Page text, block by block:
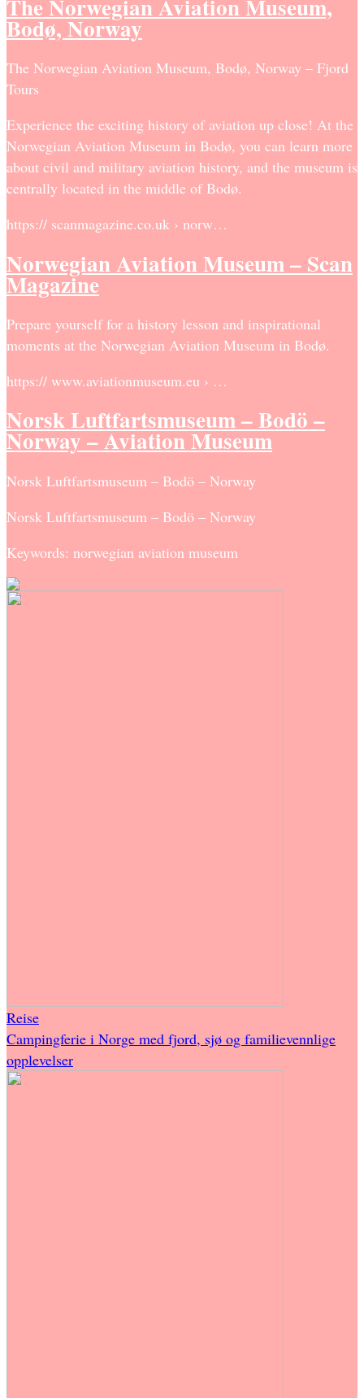
The Norwegian Aviation Museum,
Bodø, Norway
The Norwegian Aviation Museum, Bodø, Norway – Fjord
Tours
Experience the exciting history of aviation up close! At the
Norwegian Aviation Museum in Bodø, you can learn more
about civil and military aviation history, and the museum is
centrally located in the middle of Bodø.
https:// scanmagazine.co.uk › norw…
Norwegian Aviation Museum – Scan
Magazine
Prepare yourself for a history lesson and inspirational
moments at the Norwegian Aviation Museum in Bodø.
https:// www.aviationmuseum.eu › …
Norsk Luftfartsmuseum – Bodö –
Norway – Aviation Museum
Norsk Luftfartsmuseum – Bodö – Norway
Norsk Luftfartsmuseum – Bodö – Norway
Keywords: norwegian aviation museum
Reise
Campingferie i Norge med fjord, sjø og familievennlige
opplevelser